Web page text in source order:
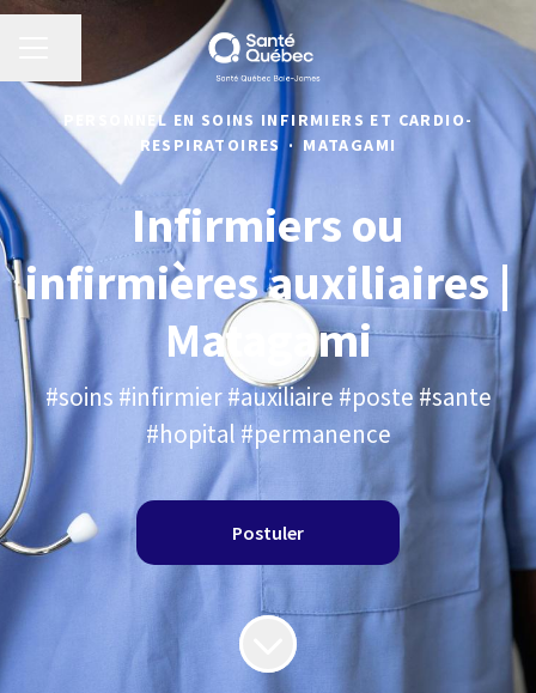
Partager la page
PERSONNEL EN SOINS INFIRMIERS ET CARDIO-
RESPIRATOIRES · MATAGAMI
Infirmiers ou
infirmières auxiliaires |
Matagami
#soins #infirmier #auxiliaire #poste #sante
#hopital #permanence
Postuler